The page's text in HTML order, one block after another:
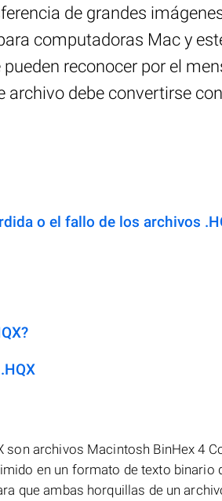
de grandes
computadoras Mac y
reconocer por el
debe convertirse
o el fallo de los archivos
archivos Macintosh BinHex 4
en un formato de texto binario
que ambas horquillas de un